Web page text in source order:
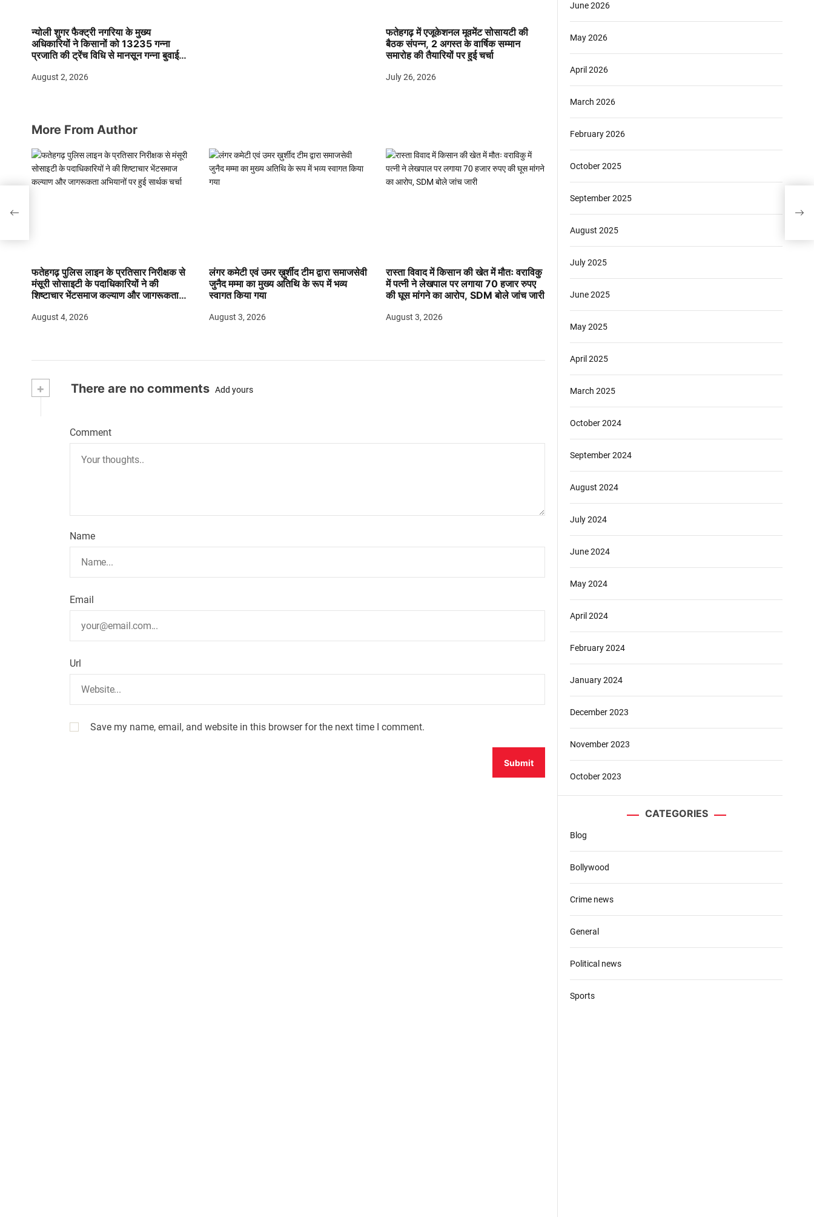
न्योली शुगर फैक्ट्री नगरिया के मुख्य
अधिकारियों ने किसानों को 13235 गन्ना
प्रजाति की ट्रेंच विधि से मानसून गन्ना बुवाई
August 2, 2026
फतेहगढ़ में एजूकेशनल मूवमेंट सोसायटी की
बैठक संपन्न, 2 अगस्त के वार्षिक सम्मान
समारोह की तैयारियों पर हुई चर्चा
July 26, 2026
More From Author
फतेहगढ़ पुलिस लाइन के प्रतिसार निरीक्षक से
मंसूरी सोसाइटी के पदाधिकारियों ने की
शिष्टाचार भेंटसमाज कल्याण और जागरूकता
August 4, 2026
लंगर कमेटी एवं उमर ख़ुर्शीद टीम द्वारा समाजसेवी
जुनैद मम्मा का मुख्य अतिथि के रूप में भव्य
स्वागत किया गया
August 3, 2026
रास्ता विवाद में किसान की खेत में मौतः वराविकु
में पत्नी ने लेखपाल पर लगाया 70 हजार रुपए
की घूस मांगने का आरोप, SDM बोले जांच जारी
August 3, 2026
+ There are no comments Add yours
Comment
Name
Email
Url
Save my name, email, and website in this browser for the next time I comment.
June 2026
May 2026
April 2026
March 2026
February 2026
October 2025
September 2025
August 2025
July 2025
June 2025
May 2025
April 2025
March 2025
October 2024
September 2024
August 2024
July 2024
June 2024
May 2024
April 2024
February 2024
January 2024
December 2023
November 2023
October 2023
CATEGORIES
Blog
Bollywood
Crime news
General
Political news
Sports